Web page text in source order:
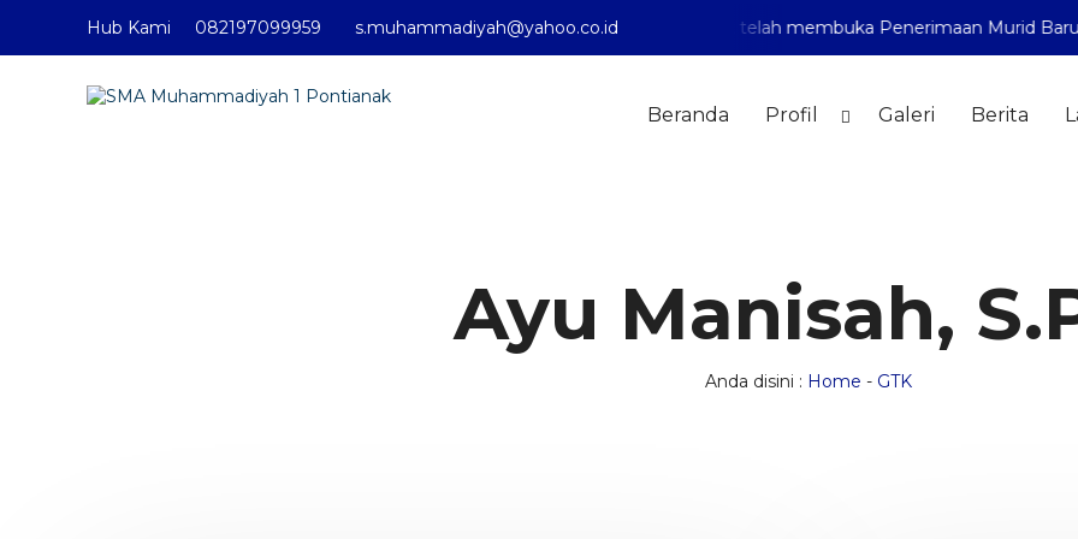
Hub Kami 082197099959 s.muhammadiyah@yahoo.co.id
SMA Muhammadiyah 1 Pontianak telah membuka Penerimaan Murid Baru
Beranda Profil Galeri Berita
Ayu Manisah,
Anda disini : Home - GTK